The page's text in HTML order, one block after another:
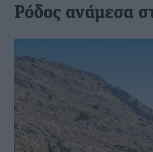
Ρόδος ανάμεσα